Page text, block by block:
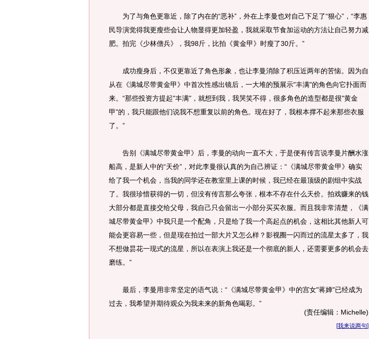
为了与角色更靠近，除了内在的“恶补”，外在上李曼也对自己下足了“狠心”，“李惠
民导演觉得我更瘦些会让人物显得更加轻盈，我就采取节食加运动的方法让自己努力减
肥。拍完《少林僧兵》，我98斤，比拍《黄金甲》时瘦了30斤。”
成功瘦身后，不仅更靠近了角色形象，也让李曼消除了积压近两年的苦恼。因为自
从在《满城尽带黄金甲》中首次性感出镜后，一大堆的预展示"丰满"的角色向它扑面而
来。“那些投资方提起"丰满"，就想到我，我哭笑不得，很多角色的造型都是很"黄金
甲"的，我只能跟他们说我不想重复以前的角色。现在好了，我根本撑不起来那些衣服
了。”
告别《满城尽带黄金甲》后，李曼的动向一直不大，于是便有传言说李曼片酬水涨
船高，是新人中的“天价”，对此李曼很认真的为自己辨证：“《满城尽带黄金甲》确实
给了我一个机会，当我的同学还在教室里上课的时候，我已经在最顶级的剧组中实战
了。我很珍惜获得的一切，但没有传言那么夸张，根本不存在什么天价。拍戏赚来的钱
大部分都是直接交给父母，我自己只会留出一小部分买买衣服。而且我非常清楚，《满
城尽带黄金甲》中我只是一个配角，只是给了我一个高起点的机会，这相比其他新人可
能会更容易一些，但是现在拍过一部大片又怎么样？影视圈一闪而过的流星太多了，我
不想做昙花一现式的流星，所以在表演上我还是一个彻底的新人，还需要更多的机会去
磨练。”
最后，李曼用非常坚定的语气说：“《满城尽带黄金甲》中的宫女"蒋婵"已经成为
过去，我希望并期待观众为我未来的新角色喝彩。”
(责任编辑：Michelle)
[我来说两句]